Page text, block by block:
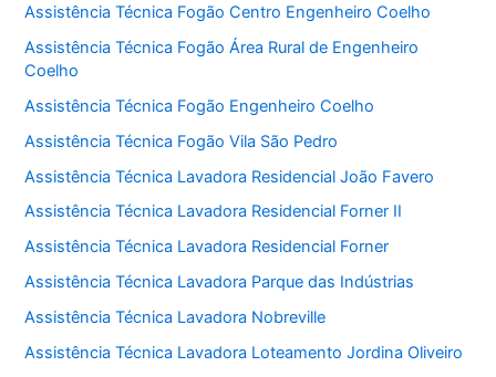
Assistência Técnica Fogão Centro Engenheiro Coelho
Assistência Técnica Fogão Área Rural de Engenheiro
Coelho
Assistência Técnica Fogão Engenheiro Coelho
Assistência Técnica Fogão Vila São Pedro
Assistência Técnica Lavadora Residencial João Favero
Assistência Técnica Lavadora Residencial Forner II
Assistência Técnica Lavadora Residencial Forner
Assistência Técnica Lavadora Parque das Indústrias
Assistência Técnica Lavadora Nobreville
Assistência Técnica Lavadora Loteamento Jordina Oliveiro